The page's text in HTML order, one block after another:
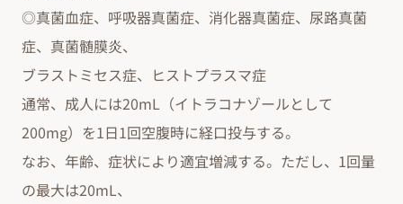
◎真菌血症、呼吸器真菌症、消化器真菌症、尿路真菌
症、真菌髄膜炎、
ブラストミセス症、ヒストプラスマ症
通常、成人には20mL（イトラコナゾールとして
200mg）を1日1回空腹時に経口投与する。
なお、年齢、症状により適宜増減する。ただし、1回量
の最大は20mL、